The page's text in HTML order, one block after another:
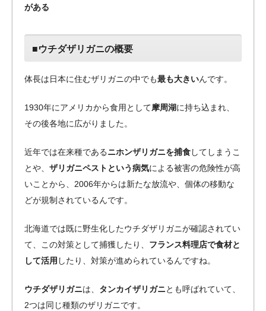
がある
■ウチダザリガニの概要
体長は日本に住むザリガニの中でも最も大きいんです。
1930年にアメリカから食用として摩周湖に持ち込まれ、
その後各地に広がりました。
近年では在来種であるニホンザリガニを捕食してしまうこ
とや、 ザリガニペストという病気による被害の危険性が高
いことから、2006年からは新たな放流や、個体の移動な
どが規制されているんです。
北海道では既に野生化したウチダザリガニが確認されてい
て、この対策として捕獲したり、 フランス料理店で食材と
して活用 したり、対策が進められているんですね。
ウチダザリガニは、 タンカイザリガニとも呼ばれていて、
2つは同じ種類のザリガニです。